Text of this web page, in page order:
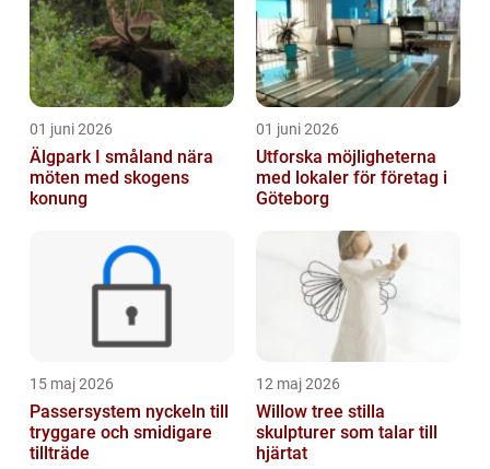
01 juni 2026
Älgpark I småland nära
möten med skogens
konung
01 juni 2026
Utforska möjligheterna
med lokaler för företag i
Göteborg
15 maj 2026
Passersystem nyckeln till
tryggare och smidigare
tillträde
12 maj 2026
Willow tree stilla
skulpturer som talar till
hjärtat